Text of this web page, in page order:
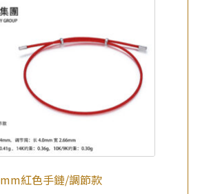
紅色手鏈/調節款